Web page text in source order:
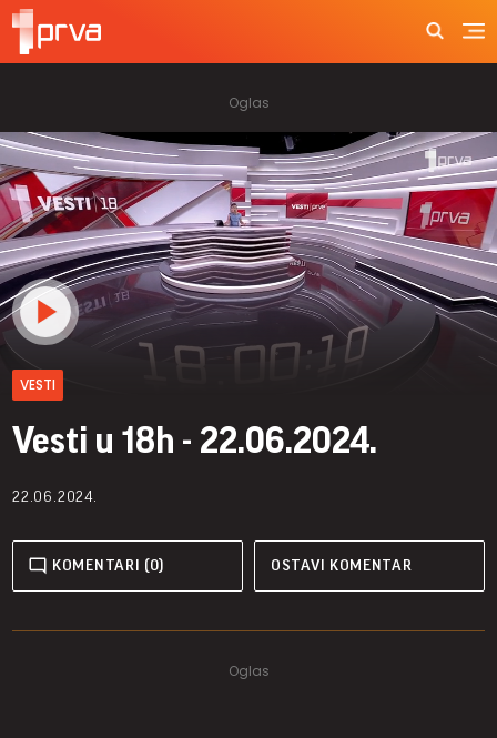
VESTI
Vesti u 18h - 22.06.2024.
22.06.2024.
KOMENTARI (0) OSTAVI KOMENTAR